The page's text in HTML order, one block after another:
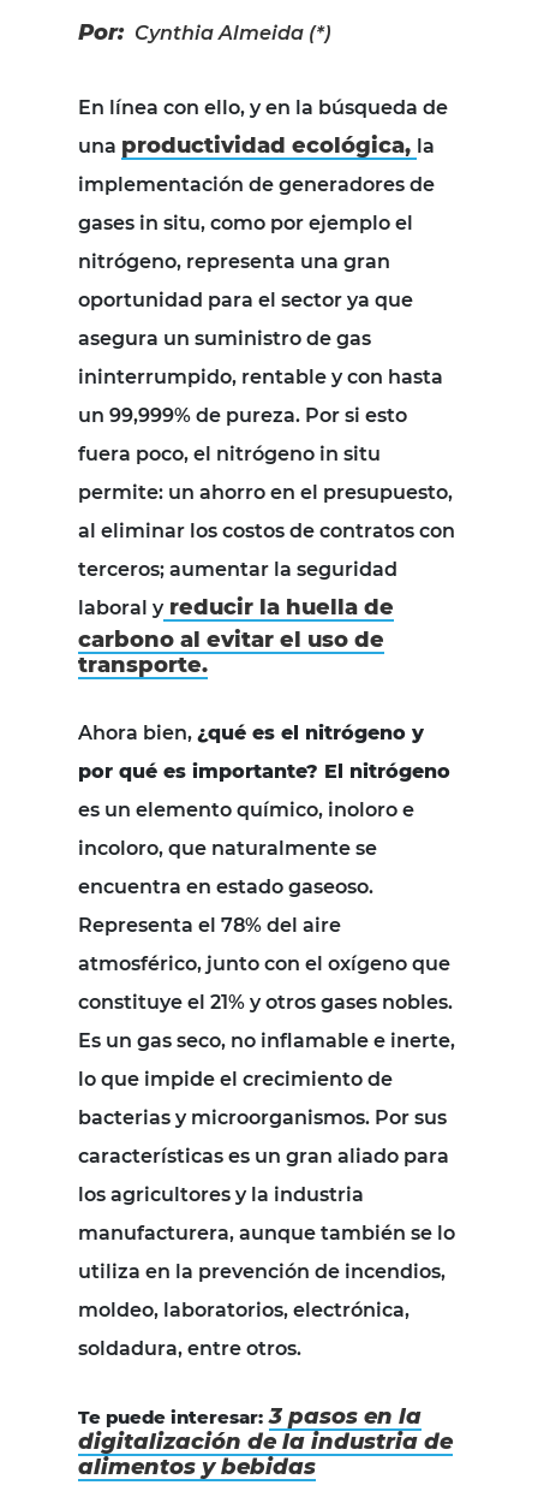
Por: Cynthia Almeida (*)
En línea con ello, y en la búsqueda de
una productividad ecológica, la
implementación de generadores de
gases in situ, como por ejemplo el
nitrógeno, representa una gran
oportunidad para el sector ya que
asegura un suministro de gas
ininterrumpido, rentable y con hasta
un 99,999% de pureza. Por si esto
fuera poco, el nitrógeno in situ
permite: un ahorro en el presupuesto,
al eliminar los costos de contratos con
terceros; aumentar la seguridad
laboral y reducir la huella de
carbono al evitar el uso de
transporte.
Ahora bien, ¿qué es el nitrógeno y
por qué es importante? El nitrógeno
es un elemento químico, inoloro e
incoloro, que naturalmente se
encuentra en estado gaseoso.
Representa el 78% del aire
atmosférico, junto con el oxígeno que
constituye el 21% y otros gases nobles.
Es un gas seco, no inflamable e inerte,
lo que impide el crecimiento de
bacterias y microorganismos. Por sus
características es un gran aliado para
los agricultores y la industria
manufacturera, aunque también se lo
utiliza en la prevención de incendios,
moldeo, laboratorios, electrónica,
soldadura, entre otros.
Te puede interesar: 3 pasos en la
digitalización de la industria de
alimentos y bebidas